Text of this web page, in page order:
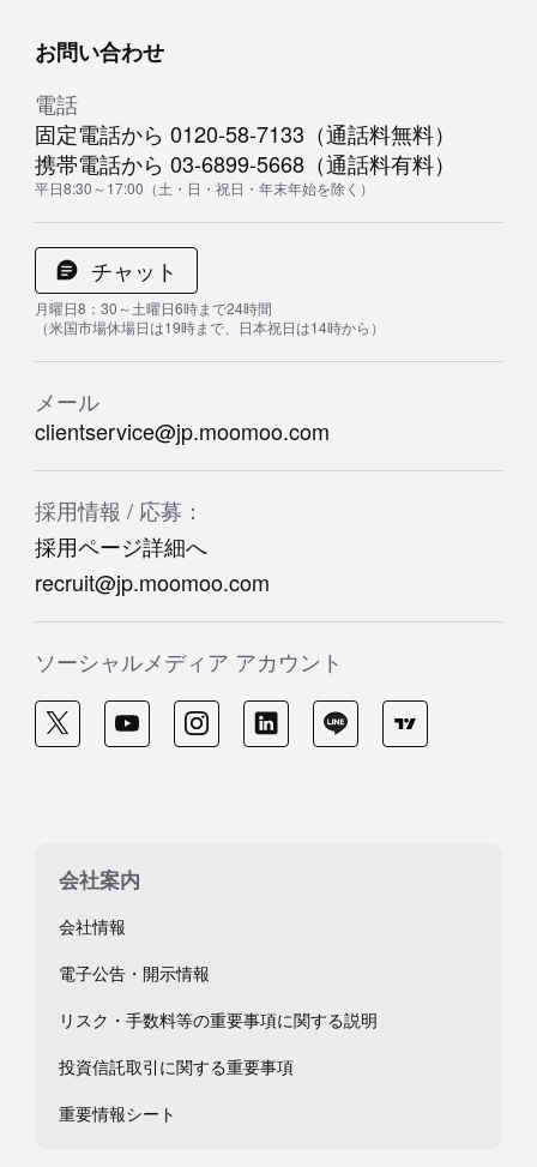
お問い合わせ
電話
固定電話から 0120-58-7133（通話料無料）
携帯電話から 03-6899-5668（通話料有料）
平日8:30～17:00（土・日・祝日・年末年始を除く）
チャット
月曜日8：30～土曜日6時まで24時間
（米国市場休場日は19時まで、日本祝日は14時から）
メール
clientservice@jp.moomoo.com
採用情報 / 応募：
採用ページ詳細へ
recruit@jp.moomoo.com
ソーシャルメディア アカウント
会社案内
会社情報
電子公告・開示情報
リスク・手数料等の重要事項に関する説明
投資信託取引に関する重要事項
重要情報シート